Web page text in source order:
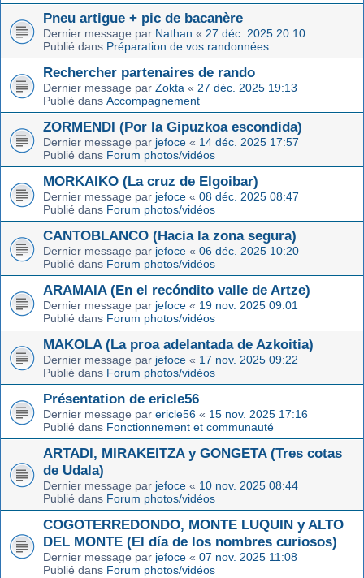
Pneu artigue + pic de bacanère
Dernier message par Nathan « 27 déc. 2025 20:10
Publié dans Préparation de vos randonnées
Rechercher partenaires de rando
Dernier message par Zokta « 27 déc. 2025 19:13
Publié dans Accompagnement
ZORMENDI (Por la Gipuzkoa escondida)
Dernier message par jefoce « 14 déc. 2025 17:57
Publié dans Forum photos/vidéos
MORKAIKO (La cruz de Elgoibar)
Dernier message par jefoce « 08 déc. 2025 08:47
Publié dans Forum photos/vidéos
CANTOBLANCO (Hacia la zona segura)
Dernier message par jefoce « 06 déc. 2025 10:20
Publié dans Forum photos/vidéos
ARAMAIA (En el recóndito valle de Artze)
Dernier message par jefoce « 19 nov. 2025 09:01
Publié dans Forum photos/vidéos
MAKOLA (La proa adelantada de Azkoitia)
Dernier message par jefoce « 17 nov. 2025 09:22
Publié dans Forum photos/vidéos
Présentation de ericle56
Dernier message par ericle56 « 15 nov. 2025 17:16
Publié dans Fonctionnement et communauté
ARTADI, MIRAKEITZA y GONGETA (Tres cotas
de Udala)
Dernier message par jefoce « 10 nov. 2025 08:44
Publié dans Forum photos/vidéos
COGOTERREDONDO, MONTE LUQUIN y ALTO
DEL MONTE (El día de los nombres curiosos)
Dernier message par jefoce « 07 nov. 2025 11:08
Publié dans Forum photos/vidéos